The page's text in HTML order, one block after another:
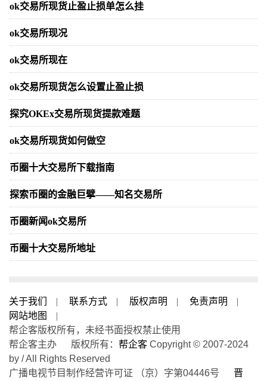
ok交易所现货止盈止损单怎么挂
ok交易所现况
ok交易所现在
ok交易所现货怎么设置止盈止损
探究OKEx交易所现货提款难题
ok交易所现货如何做空
币圈十大交易所下载指南
探索币圈的金融巨擘——知名交易所
币圈新闻ok交易所
币圈十大交易所地址
关于我们 | 联系方式 | 版权声明 | 免责声明
|
网站地图
|
帮企客版权所有，未经书面授权禁止使用
帮企客主办 版权所有： 帮企客 Copyright © 2007-2024
by / All Rights Reserved
广播电视节目制作经营许可证 （京）字第04446号 晋